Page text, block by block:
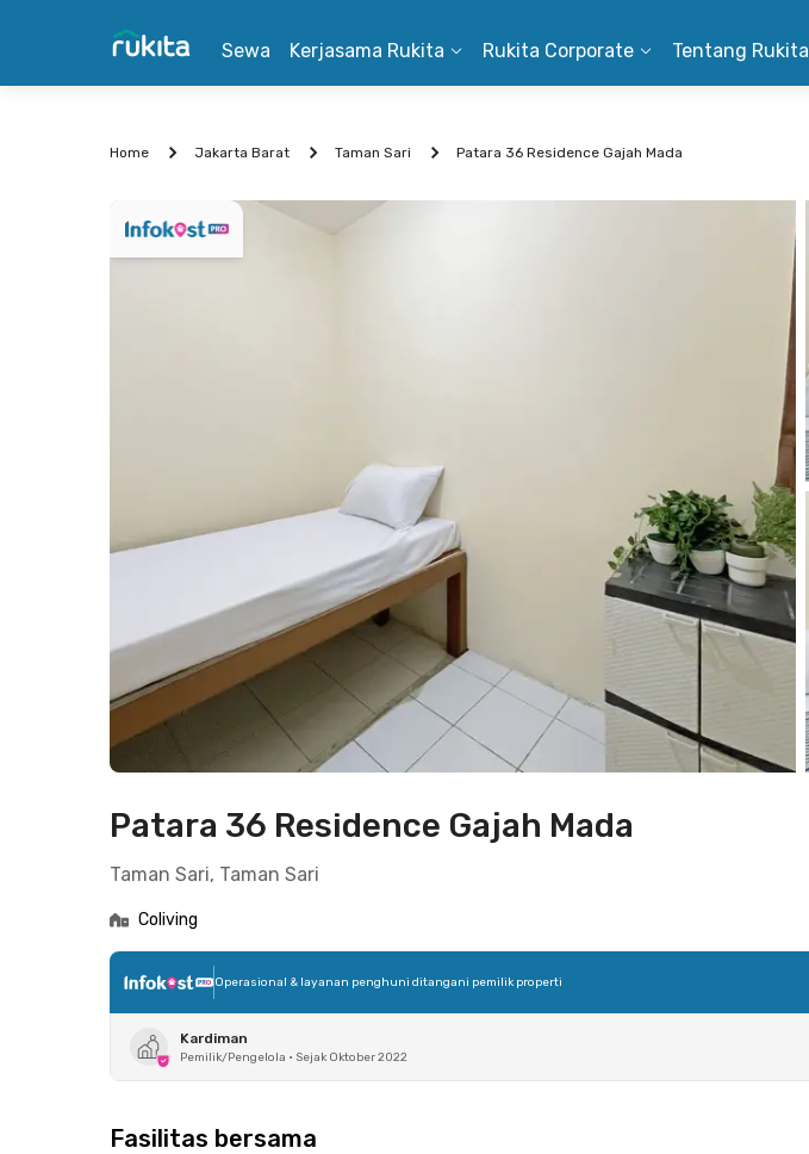
Sewa Kerjasama Rukita Rukita Corporate Tentang Rukita
Home Jakarta Barat Taman Sari Patara 36 Residence Gajah Mada
Patara 36 Residence Gajah Mada
Taman Sari, Taman Sari
Coliving
Operasional & layanan penghuni ditangani pemilik properti
Kardiman
Pemilik/Pengelola • Sejak Oktober 2022
Fasilitas bersama